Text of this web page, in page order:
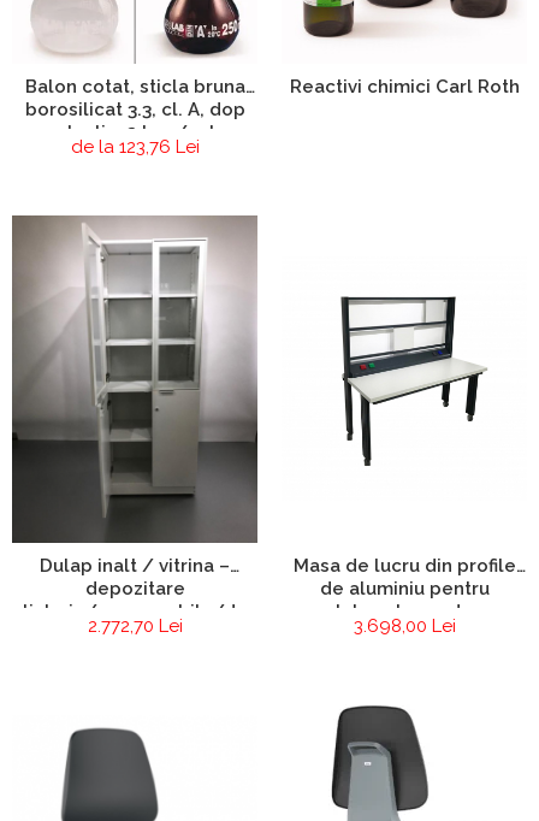
Balon cotat, sticla bruna
borosilicat 3.3, cl. A, dop
plastic, 2 buc/set
de la 123,76 Lei
Reactivi chimici Carl Roth
Dulap inalt / vitrina –
depozitare
sticlarie/consumabile/documente
2.772,70 Lei
Masa de lucru din profile
de aluminiu pentru
laboratoare de
electronica si
3.698,00 Lei